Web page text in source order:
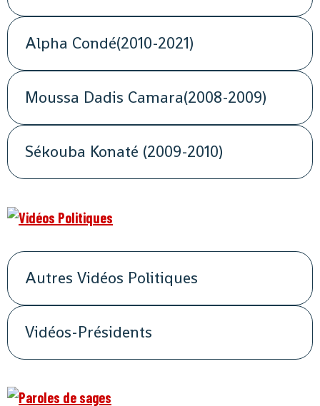
Alpha Condé(2010-2021)
Moussa Dadis Camara(2008-2009)
Sékouba Konaté (2009-2010)
Autres Vidéos Politiques
Vidéos-Présidents